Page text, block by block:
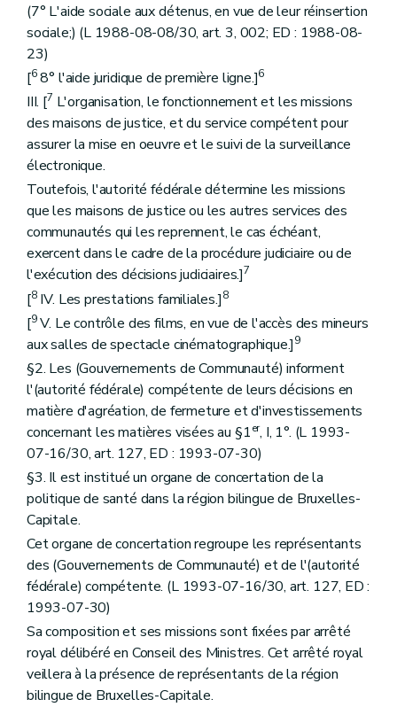
(7° L'aide sociale aux détenus, en vue de leur réinsertion
sociale;) (L 1988-08-08/30, art. 3, 002; ED : 1988-08-
23)
[68° l'aide juridique de première ligne.]6
III. [7 L'organisation, le fonctionnement et les missions
des maisons de justice, et du service compétent pour
assurer la mise en oeuvre et le suivi de la surveillance
électronique.
Toutefois, l'autorité fédérale détermine les missions
que les maisons de justice ou les autres services des
communautés qui les reprennent, le cas échéant,
exercent dans le cadre de la procédure judiciaire ou de
l'exécution des décisions judiciaires.]7
[8IV. Les prestations familiales.]8
[9V. Le contrôle des films, en vue de l'accès des mineurs
aux salles de spectacle cinématographique.]9
§2. Les (Gouvernements de Communauté) informent
l'(autorité fédérale) compétente de leurs décisions en
matière d'agréation, de fermeture et d'investissements
concernant les matières visées au §1er, I, 1°. (L 1993-
07-16/30, art. 127, ED : 1993-07-30)
§3. Il est institué un organe de concertation de la
politique de santé dans la région bilingue de Bruxelles-
Capitale.
Cet organe de concertation regroupe les représentants
des (Gouvernements de Communauté) et de l'(autorité
fédérale) compétente. (L 1993-07-16/30, art. 127, ED :
1993-07-30)
Sa composition et ses missions sont fixées par arrêté
royal délibéré en Conseil des Ministres. Cet arrêté royal
veillera à la présence de représentants de la région
bilingue de Bruxelles-Capitale.